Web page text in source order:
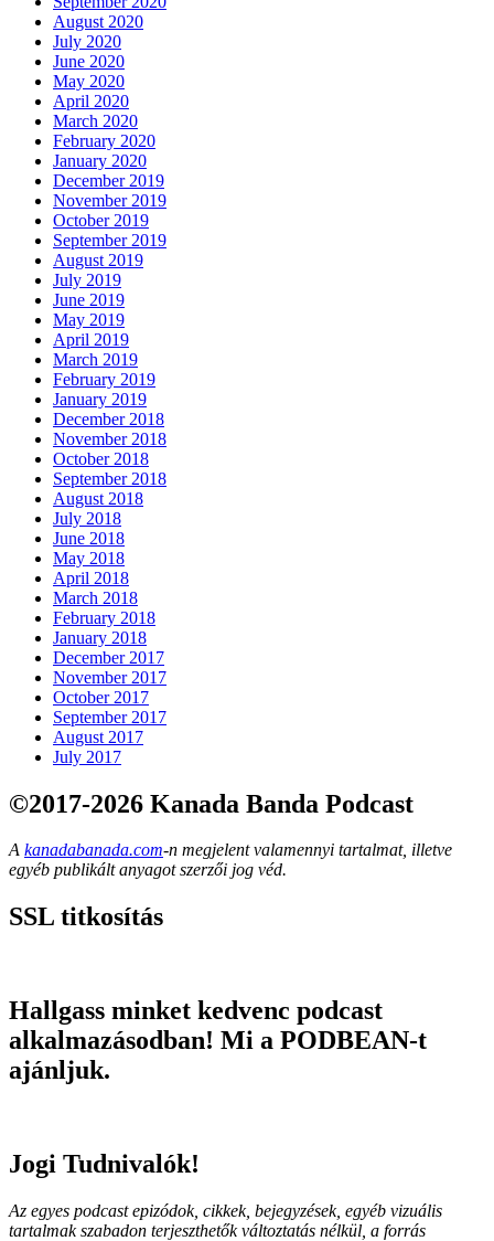
August 2020
July 2020
June 2020
May 2020
April 2020
March 2020
February 2020
January 2020
December 2019
November 2019
October 2019
September 2019
August 2019
July 2019
June 2019
May 2019
April 2019
March 2019
February 2019
January 2019
December 2018
November 2018
October 2018
September 2018
August 2018
July 2018
June 2018
May 2018
April 2018
March 2018
February 2018
January 2018
December 2017
November 2017
October 2017
September 2017
August 2017
July 2017
©2017-2026 Kanada Banda Podcast
A kanadabanada.com-n megjelent valamennyi tartalmat, illetve
egyéb publikált anyagot szerzői jog véd.
SSL titkosítás
Hallgass minket kedvenc podcast
alkalmazásodban! Mi a PODBEAN-t
ajánljuk.
Jogi Tudnivalók!
Az egyes podcast epizódok, cikkek, bejegyzések, egyéb vizuális
tartalmak szabadon terjeszthetők változtatás nélkül, a forrás